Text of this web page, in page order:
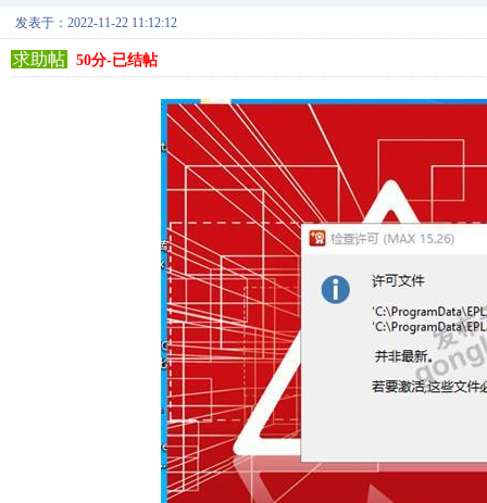
发表于：2022-11-22 11:12:12
求助帖 50分-已结帖